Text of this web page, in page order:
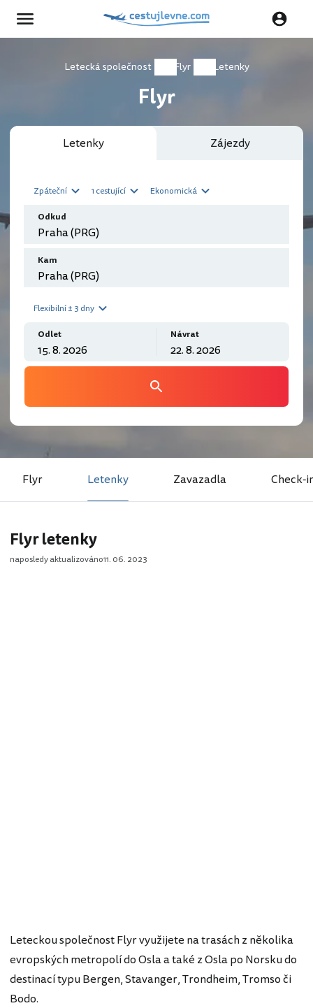
Letecká společnost Flyr Letenky
Flyr
Letenky Zájezdy
Zpáteční 1 cestující Ekonomická
Odkud
Kam
Flexibilní ± 3 dny
Odlet Návrat
Flyr Letenky Zavazadla Check-
Flyr letenky
naposledy aktualizováno11. 06. 2023
Leteckou společnost Flyr využijete na trasách z několika
evropských metropolí do Osla a také z Osla po Norsku do
destinací typu Bergen, Stavanger, Trondheim, Tromso či
Bodo.